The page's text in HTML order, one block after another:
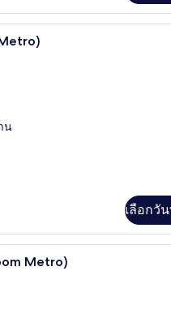
น
เลือกวั
สตูดิโอ (Two-
Metro)